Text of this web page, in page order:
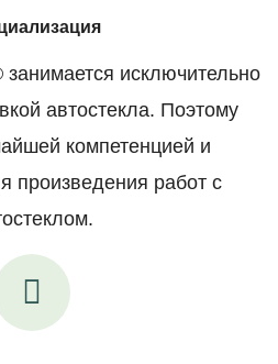
исключительно
автостекла. Поэтому
компетенцией и
произведения работ с